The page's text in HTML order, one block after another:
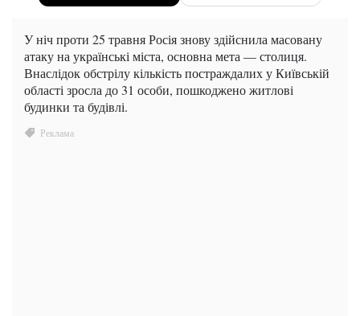
У ніч проти 25 травня Росія знову здійснила масовану
атаку на українські міста, основна мета — столиця.
Внаслідок обстрілу кількість постраждалих у Київській
області зросла до 31 особи, пошкоджено житлові
будинки та будівлі.